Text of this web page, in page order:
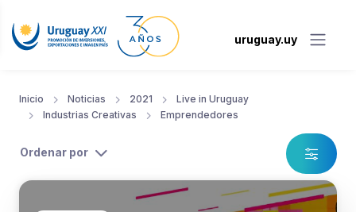
uruguay.uy
Inicio Noticias 2021
Live in Uruguay
Industrias Creativas
Emprendedores
Ordenar por